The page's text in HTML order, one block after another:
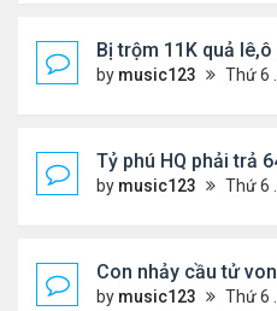
Bị trộm 11K quả lê,ô
by music123 Thứ 6 Tháng 7 24, 2026 6:34 pm
Tỷ phú HQ phải trả
by music123 Thứ 6 Tháng 7 24, 2026 6:28 pm
Con nhảy cầu tử
by music123 Thứ 6 Tháng 7 24, 2026 6:24 pm